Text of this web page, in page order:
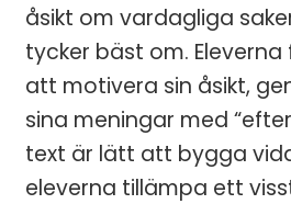
åsikt om vardagliga
tycker bäst om.
att motivera sin åsikt,
sina meningar med
text är lätt att bygga
eleverna tillämpa ett